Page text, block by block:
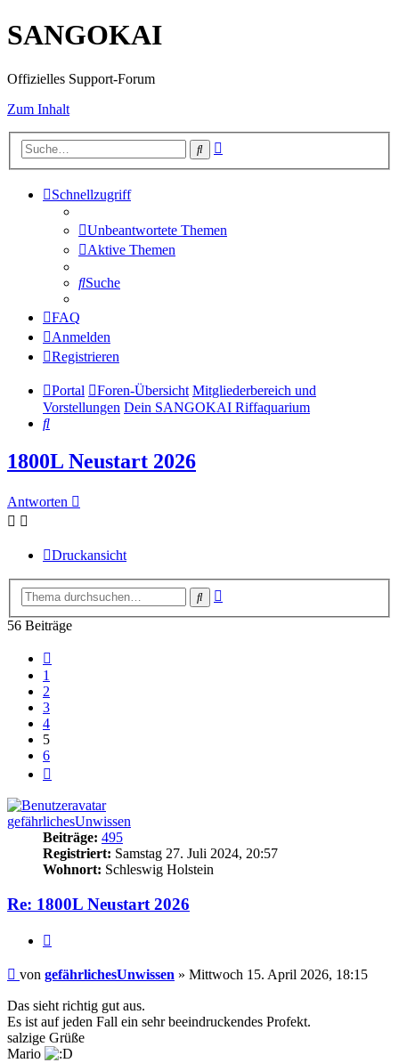
SANGOKAI
Offizielles Support-Forum
Zum Inhalt
Suche
Schnellzugriff
Unbeantwortete Themen
Aktive Themen
Suche
FAQ
Anmelden
Registrieren
Portal Foren-Übersicht Mitgliederbereich und
Vorstellungen Dein SANGOKAI Riffaquarium
Suche
1800L Neustart 2026
Antworten
Druckansicht
Suche
56 Beiträge
1
2
3
4
5
6
gefährlichesUnwissen
Beiträge: 495
Registriert: Samstag 27. Juli 2024, 20:57
Wohnort: Schleswig Holstein
Re: 1800L Neustart 2026
Beitrag
von gefährlichesUnwissen » Mittwoch 15. April 2026, 18:15
Das sieht richtig gut aus.
Es ist auf jeden Fall ein sehr beeindruckendes Profekt.
salzige Grüße
Mario